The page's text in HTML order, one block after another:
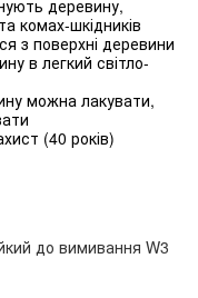
деревину,
комах-шкідників
з поверхні деревини
в легкий світло-
можна лакувати,
(40 років)
до вимивання W3